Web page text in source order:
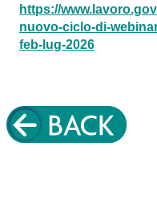
https://
nuovo-ciclo-di-
feb-lug-2026